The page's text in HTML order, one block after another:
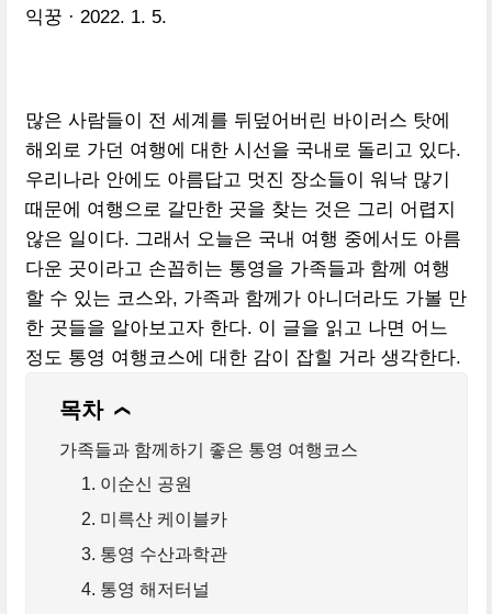
익꿍 2022. 1. 5.
많은 사람들이 전 세계를 뒤덮어버린 바이러스 탓에
해외로 가던 여행에 대한 시선을 국내로 돌리고 있다.
우리나라 안에도 아름답고 멋진 장소들이 워낙 많기
때문에 여행으로 갈만한 곳을 찾는 것은 그리 어렵지
않은 일이다. 그래서 오늘은 국내 여행 중에서도 아름
다운 곳이라고 손꼽히는 통영을 가족들과 함께 여행
할 수 있는 코스와, 가족과 함께가 아니더라도 가볼 만
한 곳들을 알아보고자 한다. 이 글을 읽고 나면 어느
정도 통영 여행코스에 대한 감이 잡힐 거라 생각한다.
목차 ❯
가족들과 함께하기 좋은 통영 여행코스
1. 이순신 공원
2. 미륵산 케이블카
3. 통영 수산과학관
4. 통영 해저터널